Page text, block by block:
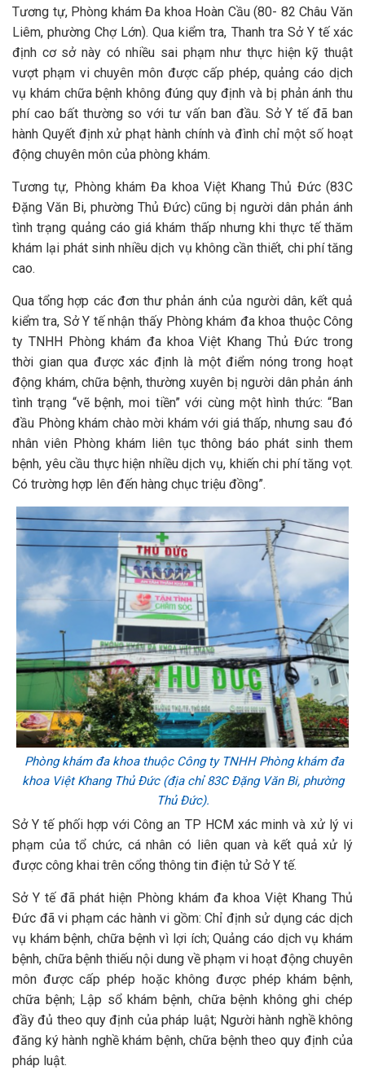
Tương tự, Phòng khám Đa khoa Hoàn Cầu (80- 82 Châu Văn
Liêm, phường Chợ Lớn). Qua kiểm tra, Thanh tra Sở Y tế xác
định cơ sở này có nhiều sai phạm như thực hiện kỹ thuật
vượt phạm vi chuyên môn được cấp phép, quảng cáo dịch
vụ khám chữa bệnh không đúng quy định và bị phản ánh thu
phí cao bất thường so với tư vấn ban đầu. Sở Y tế đã ban
hành Quyết định xử phạt hành chính và đình chỉ một số hoạt
động chuyên môn của phòng khám.
Tương tự, Phòng khám Đa khoa Việt Khang Thủ Đức (83C
Đặng Văn Bi, phường Thủ Đức) cũng bị người dân phản ánh
tình trạng quảng cáo giá khám thấp nhưng khi thực tế thăm
khám lại phát sinh nhiều dịch vụ không cần thiết, chi phí tăng
cao.
Qua tổng hợp các đơn thư phản ánh của người dân, kết quả
kiểm tra, Sở Y tế nhận thấy Phòng khám đa khoa thuộc Công
ty TNHH Phòng khám đa khoa Việt Khang Thủ Đức trong
thời gian qua được xác định là một điểm nóng trong hoạt
động khám, chữa bệnh, thường xuyên bị người dân phản ánh
tình trạng “vẽ bệnh, moi tiền” với cùng một hình thức: “Ban
đầu Phòng khám chào mời khám với giá thấp, nhưng sau đó
nhân viên Phòng khám liên tục thông báo phát sinh them
bệnh, yêu cầu thực hiện nhiều dịch vụ, khiến chi phí tăng vọt.
Có trường hợp lên đến hàng chục triệu đồng”.
Phòng khám đa khoa thuộc Công ty TNHH Phòng khám đa
khoa Việt Khang Thủ Đức (địa chỉ 83C Đặng Văn Bi, phường
Thủ Đức).
Sở Y tế phối hợp với Công an TP HCM xác minh và xử lý vi
phạm của tổ chức, cá nhân có liên quan và kết quả xử lý
được công khai trên cổng thông tin điện tử Sở Y tế.
Sở Y tế đã phát hiện Phòng khám đa khoa Việt Khang Thủ
Đức đã vi phạm các hành vi gồm: Chỉ định sử dụng các dịch
vụ khám bệnh, chữa bệnh vì lợi ích; Quảng cáo dịch vụ khám
bệnh, chữa bệnh thiếu nội dung về phạm vi hoạt động chuyên
môn được cấp phép hoặc không được phép khám bệnh,
chữa bệnh; Lập sổ khám bệnh, chữa bệnh không ghi chép
đầy đủ theo quy định của pháp luật; Người hành nghề không
đăng ký hành nghề khám bệnh, chữa bệnh theo quy định của
pháp luật.